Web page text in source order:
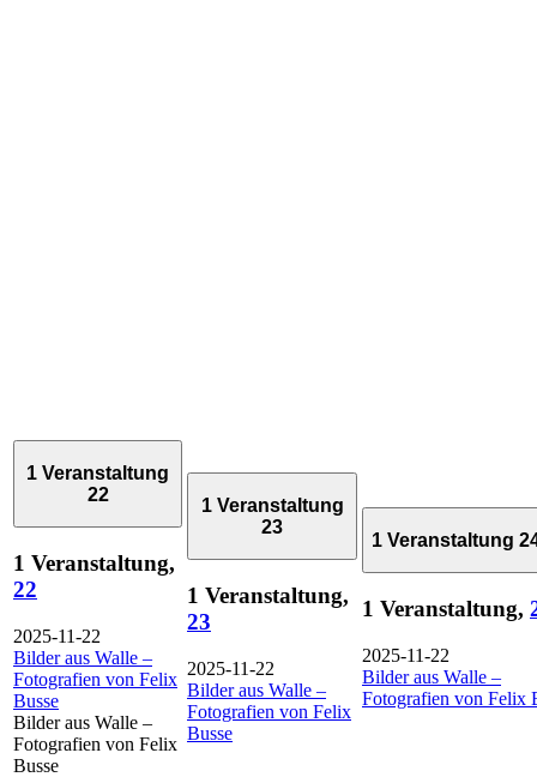
1 Veranstaltung
22
1 Veranstaltung,
22
2025-11-22
Bilder aus Walle –
Fotografien von Felix
Busse
Bilder aus Walle –
Fotografien von Felix
Busse
1 Veranstaltung
23
1 Veranstaltung,
23
2025-11-22
Bilder aus Walle –
Fotografien von Felix
Busse
1 Veranstaltung
1 Veranstaltung,
2025-11-22
Bilder aus Walle –
Fotografien von Felix